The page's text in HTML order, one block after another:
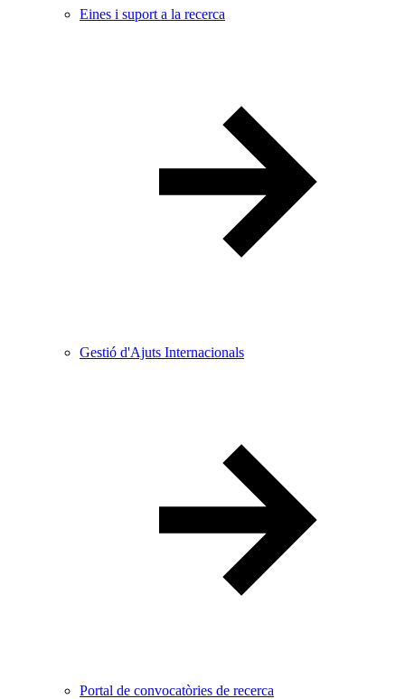
Eines i suport a la recerca
Gestió d'Ajuts Internacionals
Portal de convocatòries de recerca